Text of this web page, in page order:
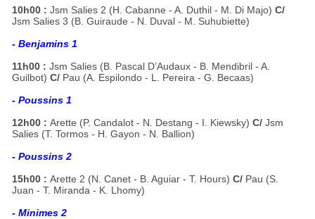
10h00 :Jsm Salies 2 (H. Cabanne - A. Duthil - M. Di Majo)C/
Jsm Salies 3 (B. Guiraude - N. Duval - M. Suhubiette)
- Benjamins 1
11h00 :Jsm Salies (B. Pascal D’Audaux - B. Mendibril - A.
Guilbot)C/ Pau (A. Espilondo - L. Pereira - G. Becaas)
- Poussins 1
12h00 :Arette (P. Candalot - N. Destang - I. Kiewsky)C/Jsm
Salies (T. Tormos - H. Gayon - N. Ballion)
- Poussins 2
15h00 :Arette 2 (N. Canet - B. Aguiar - T. Hours)C/ Pau (S.
Juan - T. Miranda - K. Lhomy)
- Minimes 2